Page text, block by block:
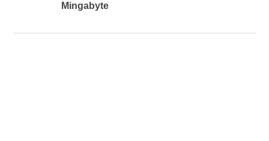
Mingabyte